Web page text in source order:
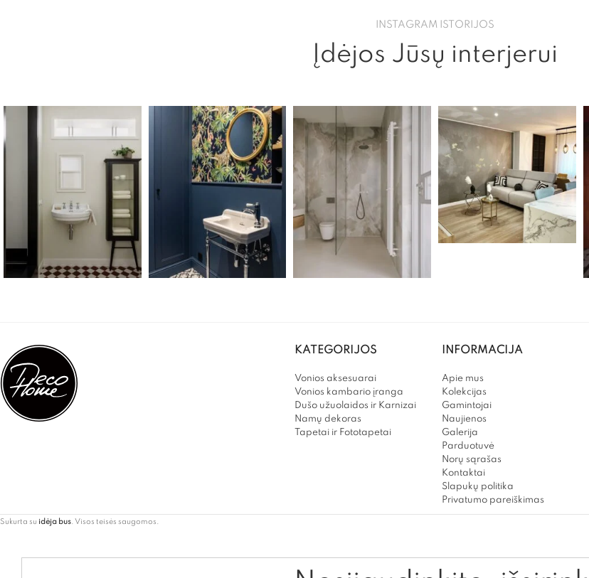
INSTAGRAM ISTORIJOS
Įdėjos Jūsų interjerui
KATEGORIJOS
Vonios aksesuarai
Vonios kambario įranga
Dušo užuolaidos ir Karnizai
Namų dekoras
Tapetai ir Fototapetai
INFORMACIJA
Apie mus
Kolekcijas
Gamintojai
Naujienos
Galerija
Parduotuvė
Norų sąrašas
Kontaktai
Slapukų politika
Privatumo pareiškimas
Sukurta su idėja bus . Visos teisės saugomos.